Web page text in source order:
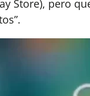
Store), pero